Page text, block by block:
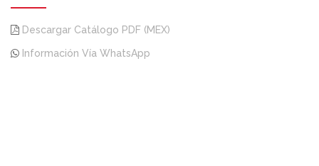
Descargar Catálogo PDF (MEX)
Información Vía WhatsApp